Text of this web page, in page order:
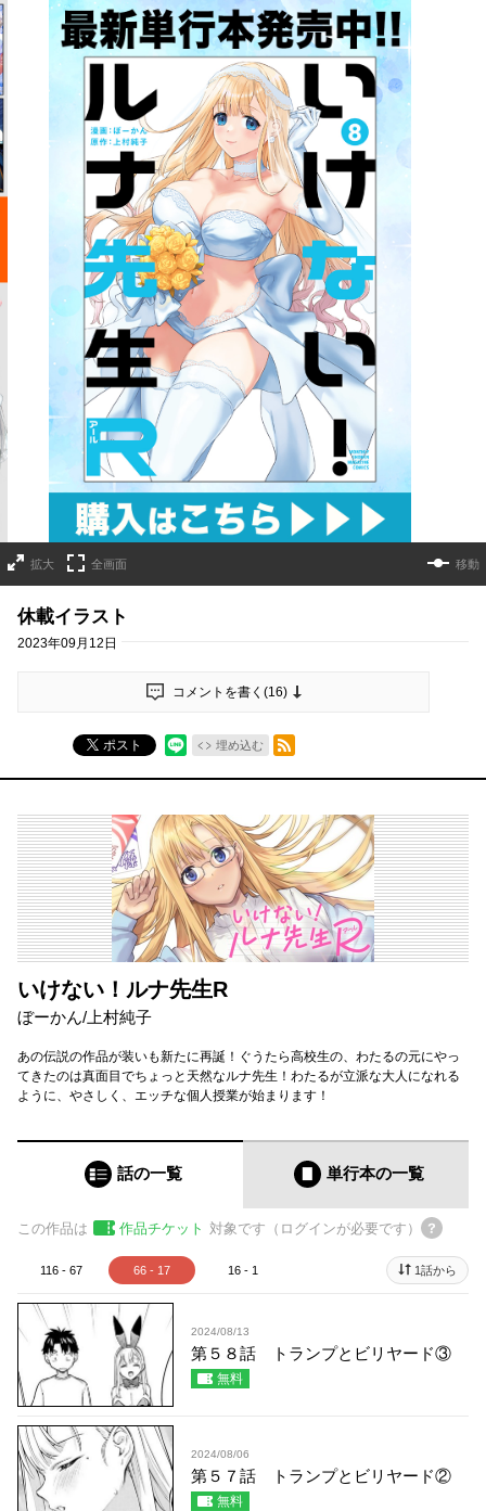
詳細ページへのリンク
拡大 全画面 移動
休載イラスト
2023年09月12日
コメントを書く(16)
ポスト 埋め込む
RSSフィード
いけない！ルナ先生R
ぼーかん/ 上村純子
あの伝説の作品が装いも新たに再誕！ぐうたら高校生の、わたるの元にやっ
てきたのは真面目でちょっと天然なルナ先生！わたるが立派な大人になれる
ように、やさしく、エッチな個人授業が始まります！
話の一覧 単行本の一覧
この作品は 作品チケット 対象です（ログインが必要です）
116 - 67 66 - 17 16 - 1 1話から
2024/08/13
第５８話 トランプとビリヤード③
無料
2024/08/06
第５７話 トランプとビリヤード②
無料